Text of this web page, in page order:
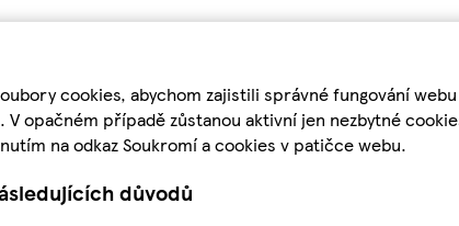
cookies, abychom zajistili správné fungování
opačném případě zůstanou aktivní jen nezbytné
na odkaz Soukromí a cookies v patičce webu.
důvodů